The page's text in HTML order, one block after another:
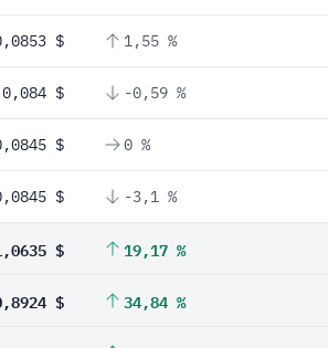
$ 1,55 %
0,084 $ -0,59 %
$ 0 %
$ -3,1 %
$ 19,17 %
$ 34,84 %